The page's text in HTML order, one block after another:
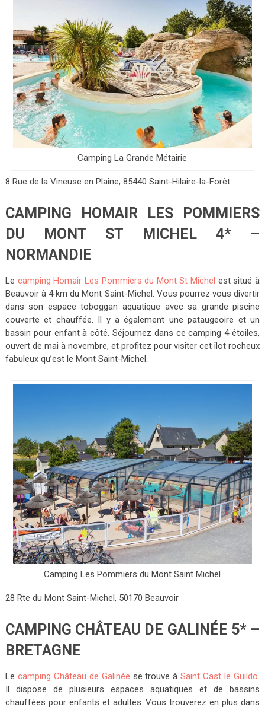
Camping La Grande Métairie
8 Rue de la Vineuse en Plaine, 85440 Saint-Hilaire-la-Forêt
CAMPING HOMAIR LES POMMIERS
DU MONT ST MICHEL 4* –
NORMANDIE
Le camping Homair Les Pommiers du Mont St Michel est situé à
Beauvoir à 4 km du Mont Saint-Michel. Vous pourrez vous divertir
dans son espace toboggan aquatique avec sa grande piscine
couverte et chauffée. Il y a également une pataugeoire et un
bassin pour enfant à côté. Séjournez dans ce camping 4 étoiles,
ouvert de mai à novembre, et profitez pour visiter cet îlot rocheux
fabuleux qu’est le Mont Saint-Michel.
Camping Les Pommiers du Mont Saint Michel
28 Rte du Mont Saint-Michel, 50170 Beauvoir
CAMPING CHÂTEAU DE GALINÉE 5* –
BRETAGNE
Le camping Château de Galinée se trouve àSaint Cast le Guildo.
Il dispose de plusieurs espaces aquatiques et de bassins
chauffées pour enfants et adultes. Vous trouverez en plus dans